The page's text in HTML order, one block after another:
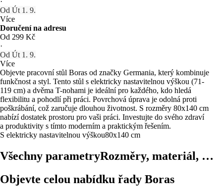
Od Út 1. 9.
Více
Doručení na adresu
Od 299 Kč
·
Od Út 1. 9.
Více
Objevte pracovní stůl Boras od značky Germania, který kombinuje
funkčnost a styl. Tento stůl s elektricky nastavitelnou výškou (71-
119 cm) a dvěma T-nohami je ideální pro každého, kdo hledá
flexibilitu a pohodlí při práci. Povrchová úprava je odolná proti
poškrábání, což zaručuje dlouhou životnost. S rozměry 80x140 cm
nabízí dostatek prostoru pro vaši práci. Investujte do svého zdraví
a produktivity s tímto moderním a praktickým řešením.
S elektricky nastavitelnou výškou80x140 cm
Všechny parametryRozměry, materiál, …
Objevte celou nabídku řady Boras